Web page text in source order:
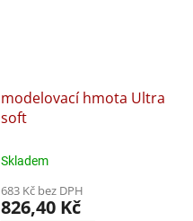
modelovací hmota Ultra
soft
Skladem
683 Kč bez DPH
826,40 Kč